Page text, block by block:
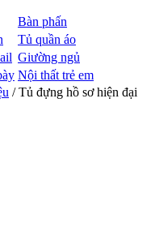
Bàn phấn
Tủ quần áo
Giường ngủ
Nội thất trẻ em
/ Tủ đựng hồ sơ hiện đại